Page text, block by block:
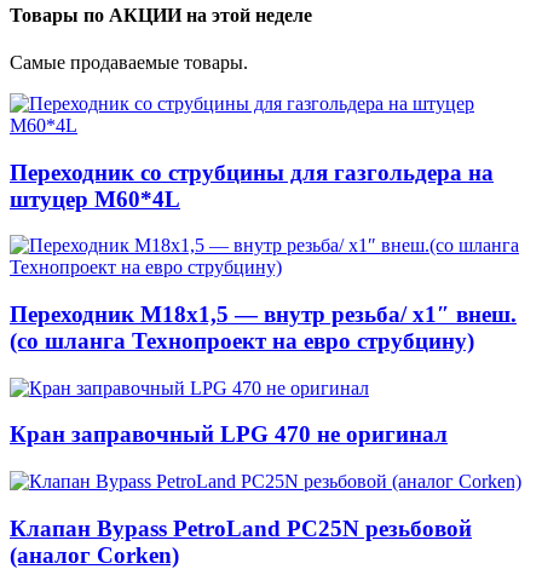
Товары по АКЦИИ на этой неделе
Самые продаваемые товары.
Переходник со струбцины для газгольдера на
штуцер М60*4L
Переходник М18х1,5 — внутр резьба/ x1″ внеш.
(со шланга Технопроект на евро струбцину)
Кран заправочный LPG 470 не оригинал
Клапан Bypass PetroLand PС25N резьбовой
(аналог Corken)